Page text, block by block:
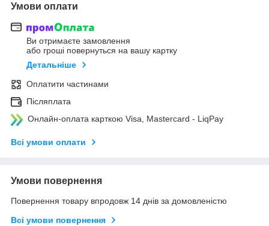
Умови оплати
Ви отримаєте замовлення
або гроші повернуться на вашу картку
Детальніше
Оплатити частинами
Післяплата
Онлайн-оплата карткою Visa, Mastercard - LiqPay
Всі умови оплати
Умови повернення
Повернення товару впродовж 14 днів за домовленістю
Всі умови повернення